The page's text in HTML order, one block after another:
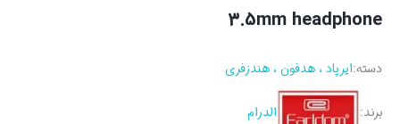
3.5mm headphone
دسته:ایرپاد ، هدفون ، هندزفری
برند: الدرام